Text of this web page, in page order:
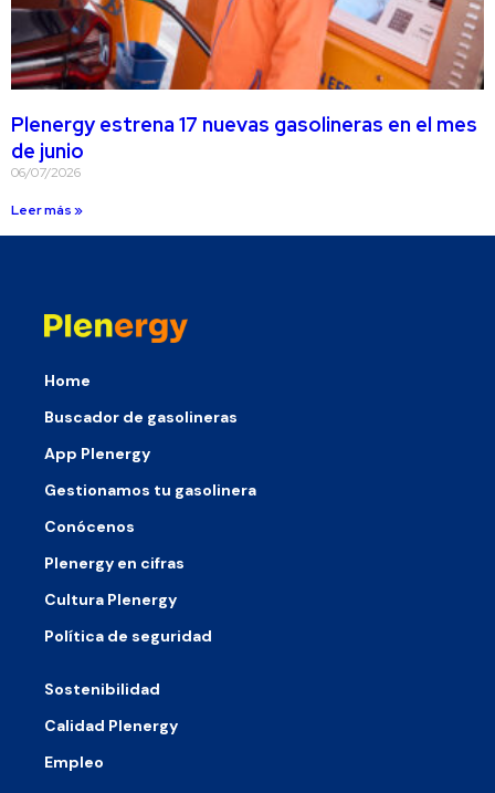
Plenergy estrena 17 nuevas gasolineras en el mes
de junio
06/07/2026
Leer más »
Home
Buscador de gasolineras
App Plenergy
Gestionamos tu gasolinera
Conócenos
Plenergy en cifras
Cultura Plenergy
Política de seguridad
Sostenibilidad
Calidad Plenergy
Empleo